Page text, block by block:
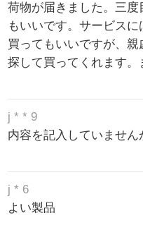
荷物が届きました。三
もいいです。サービス
買ってもいいですが、
探して買ってくれます。
j * * 9
内容を記入していませ
j * 6
よい製品